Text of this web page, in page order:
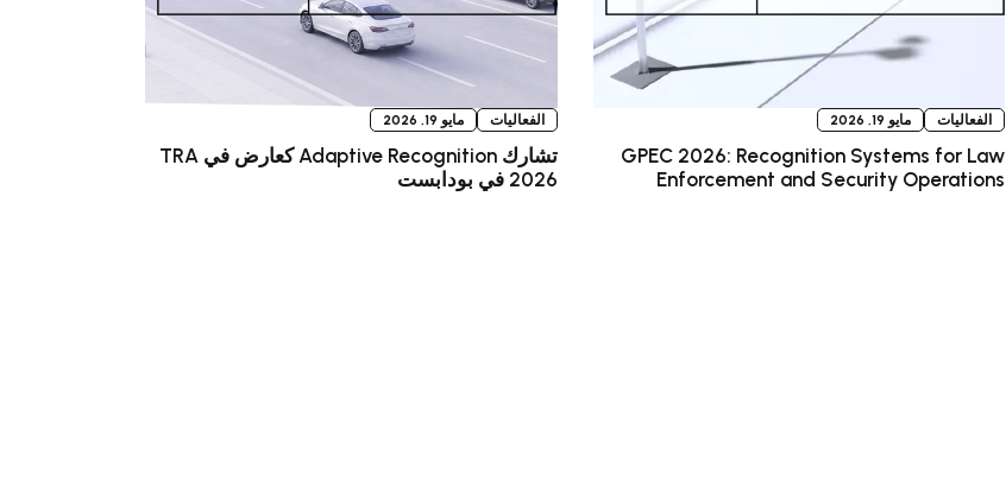
الفعاليات مايو 19, 2026
GPEC 2026: Recognition Systems for Law
Enforcement and Security Operations
الفعاليات مايو 19, 2026
تشارك Adaptive Recognition كعارض في TRA
2026 في بودابست